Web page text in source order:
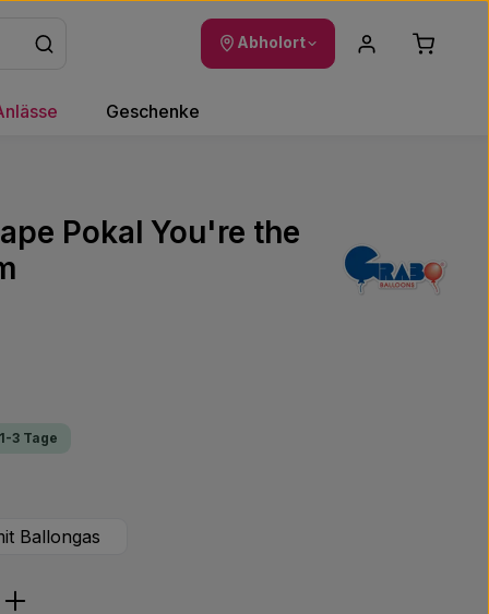
Abholort
Geschenke
Pokal You're the
3 Tage
Ballongas
den gewünschten Wert ein oder